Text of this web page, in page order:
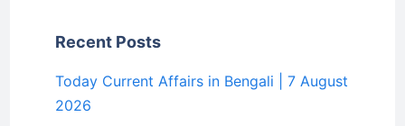
Recent Posts
Today Current Affairs in Bengali | 7 August
2026